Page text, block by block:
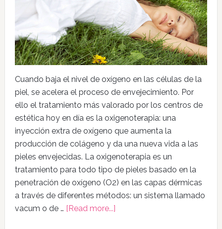
Cuando baja el nivel de oxígeno en las células de la
piel, se acelera el proceso de envejecimiento. Por
ello el tratamiento más valorado por los centros de
estética hoy en día es la oxigenoterapia: una
inyección extra de oxígeno que aumenta la
producción de colágeno y da una nueva vida a las
pieles envejecidas. La oxigenoterapia es un
tratamiento para todo tipo de pieles basado en la
penetración de oxígeno (O2) en las capas dérmicas
a través de diferentes métodos: un sistema llamado
vacum o de … [Read more...]